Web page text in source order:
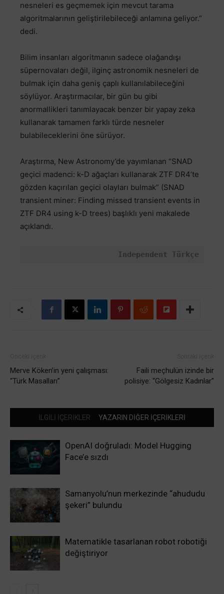
nesneleri es geçmemek için mevcut tarama
algoritmalarının geliştirilebileceği anlamına geliyor.”
dedi.
Bilim insanları algoritmanın sadece olağandışı
süpernovaları değil, ilginç astronomik nesneleri de
bulmak için daha geniş çaplı kullanılabileceğini
söylüyor. Araştırmacılar, bir gün bu gibi
anormallikleri tanımlayacak benzer bir yapay zeka
kullanarak tamamen farklı türde nesneler
bulabileceklerini öne sürüyor.
Araştırma, New Astronomy’de yayımlanan “SNAD
geçici madenci: k-D ağaçları kullanarak ZTF DR4’te
gözden kaçırılan geçici olayları bulmak” (SNAD
transient miner: Finding missed transient events in
ZTF DR4 using k-D trees) başlıklı yeni makalede
açıklandı.
Independent Türkçe
Merve Köken’in yeni çalışması:
“Türk Masalları”
Faili meçhulün izinde bir
polisiye: “Gölgesiz Kadınlar”
İLGİLİ İÇERİKLER YAZARIN DİĞER İÇERİKLERİ
OpenAI doğruladı: Model Hugging
Face’e sızdı
Samanyolu’nun merkezinde “ahududu
şekeri” bulundu
Matematikle tasarlanan robot robotiği
değiştiriyor